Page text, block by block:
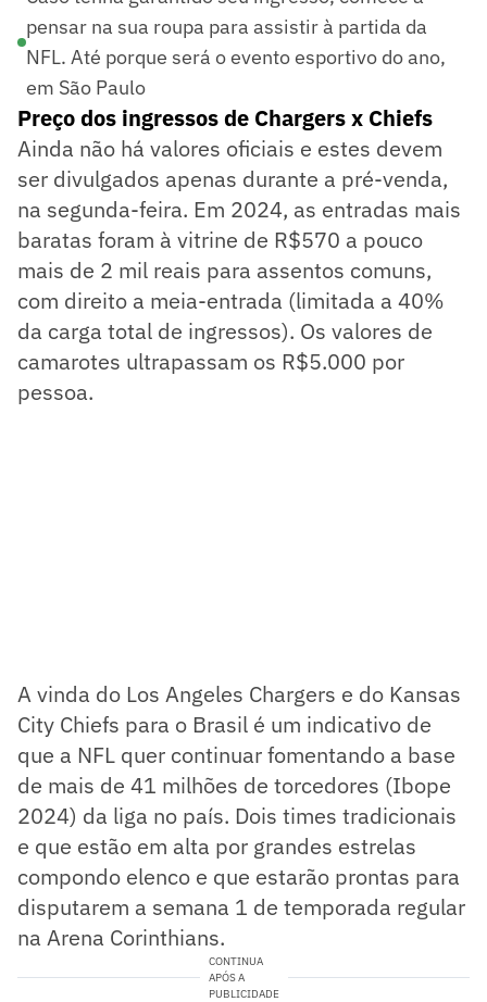
pensar na sua roupa para assistir à partida da
NFL. Até porque será o evento esportivo do ano,
em São Paulo
Preço dos ingressos de Chargers x Chiefs
Ainda não há valores oficiais e estes devem
ser divulgados apenas durante a pré-venda,
na segunda-feira. Em 2024, as entradas mais
baratas foram à vitrine de R$570 a pouco
mais de 2 mil reais para assentos comuns,
com direito a meia-entrada (limitada a 40%
da carga total de ingressos). Os valores de
camarotes ultrapassam os R$5.000 por
pessoa.
A vinda do Los Angeles Chargers e do Kansas
City Chiefs para o Brasil é um indicativo de
que a NFL quer continuar fomentando a base
de mais de 41 milhões de torcedores (Ibope
2024) da liga no país. Dois times tradicionais
e que estão em alta por grandes estrelas
compondo elenco e que estarão prontas para
disputarem a semana 1 de temporada regular
na Arena Corinthians.
CONTINUA
APÓS A
PUBLICIDADE